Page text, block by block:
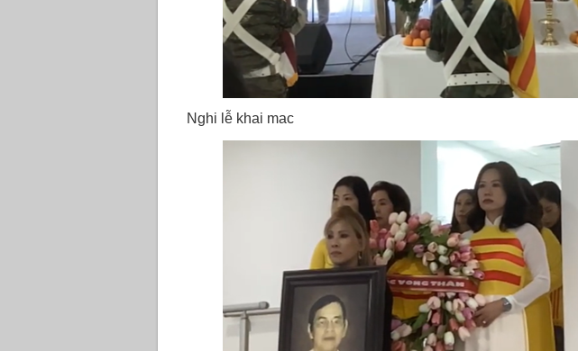
Nghi lễ khai mac